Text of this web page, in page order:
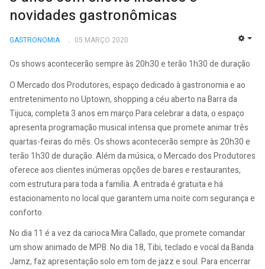
novidades gastronômicas
GASTRONOMIA 05 MARÇO 2020
Os shows acontecerão sempre às 20h30 e terão 1h30 de duração
O Mercado dos Produtores, espaço dedicado à gastronomia e ao
entretenimento no Uptown, shopping a céu aberto na Barra da
Tijuca, completa 3 anos em março.Para celebrar a data, o espaço
apresenta programação musical intensa que promete animar três
quartas-feiras do mês. Os shows acontecerão sempre às 20h30 e
terão 1h30 de duração. Além da música, o Mercado dos Produtores
oferece aos clientes inúmeras opções de bares e restaurantes,
com estrutura para toda a família. A entrada é gratuita e há
estacionamento no local que garantem uma noite com segurança e
conforto.
No dia 11 é a vez da carioca Mira Callado, que promete comandar
um show animado de MPB. No dia 18, Tibi, teclado e vocal da Banda
Jamz, faz apresentação solo em tom de jazz e soul. Para encerrar